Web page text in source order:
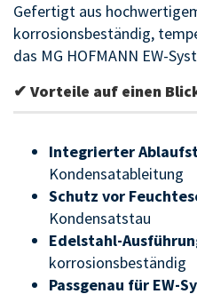
Gefertigt aus
korrosionsbeständig,
das MG HOFMANN EW-
✔ Vorteile auf einen
Integrierter
Kondensatableitung
Schutz vor
Kondensatstau
Edelstahl-
korrosionsbeständig
Passgenau für EW-